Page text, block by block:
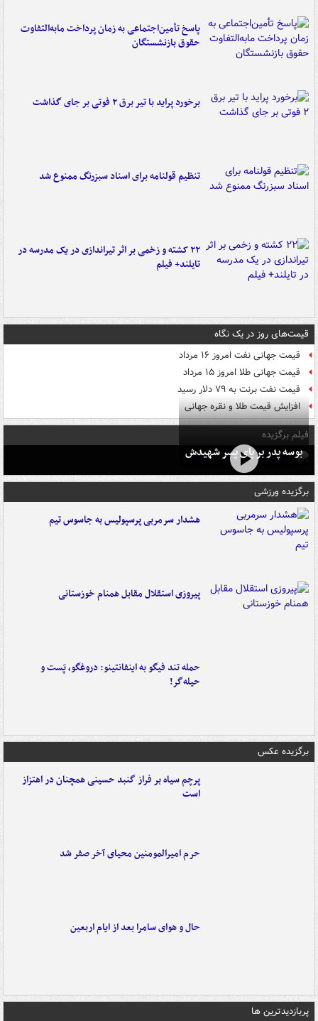
پاسخ تأمین‌اجتماعی به زمان پرداخت مابه‌التفاوت
حقوق بازنشستگان
برخورد پراید با تیر برق ۲ فوتی بر جای گذاشت
تنظیم قولنامه برای اسناد سبزرنگ ممنوع شد
۲۲ کشته و زخمی بر اثر تیراندازی در یک مدرسه در
تایلند+ فیلم
قیمت‌های روز در یک نگاه
قیمت جهانی نفت امروز ۱۶ مرداد
قیمت جهانی طلا امروز ۱۵ مرداد
قیمت نفت برنت به ۷۹ دلار رسید
افزایش قیمت طلا و نقره جهانی
فیلم برگزیده
بوسه‌ پدر بر پای پسر شهیدش
برگزیده ورزشی
هشدار سرمربی پرسپولیس به جاسوس تیم
پیروزی استقلال مقابل همنام خوزستانی
حمله تند فیگو به اینفانتینو: دروغگو، پَست‌ و
حیله‌گر!
برگزیده عکس
پرچم سیاه بر فراز گنبد حسینی همچنان در اهتزاز
است
حرم امیرالمومنین محیای آخر صفر شد
حال و هوای سامرا بعد از ایام اربعین
پربازدیدترین ها